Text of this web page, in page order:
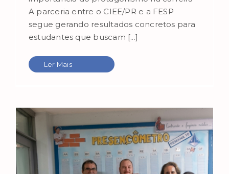
A parceria entre o CIEE/PR e a FESP
segue gerando resultados concretos para
estudantes que buscam [...]
Ler Mais